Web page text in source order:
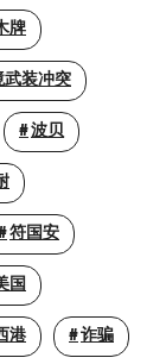
牌
武装冲突
波贝
符国安
国
港 诈骗